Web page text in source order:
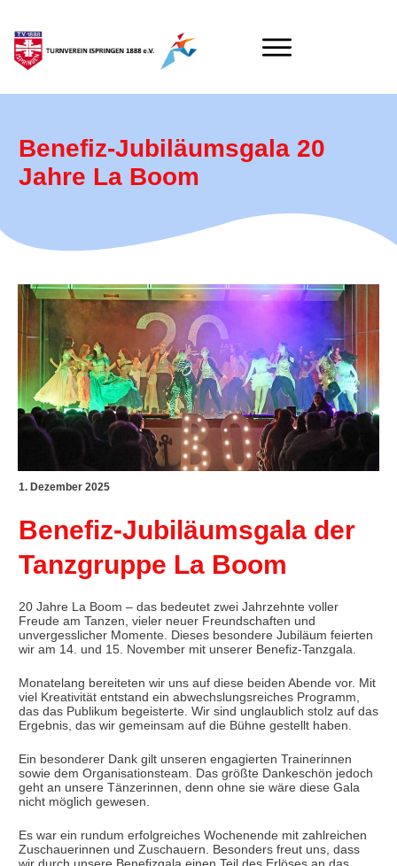
Benefiz-Jubiläumsgala 20
Jahre La Boom
1. Dezember 2025
Benefiz-Jubiläumsgala der
Tanzgruppe La Boom
20 Jahre La Boom – das bedeutet zwei Jahrzehnte voller
Freude am Tanzen, vieler neuer Freundschaften und
unvergesslicher Momente. Dieses besondere Jubiläum feierten
wir am 14. und 15. November mit unserer Benefiz-Tanzgala.
Monatelang bereiteten wir uns auf diese beiden Abende vor. Mit
viel Kreativität entstand ein abwechslungsreiches Programm,
das das Publikum begeisterte. Wir sind unglaublich stolz auf das
Ergebnis, das wir gemeinsam auf die Bühne gestellt haben.
Ein besonderer Dank gilt unseren engagierten Trainerinnen
sowie dem Organisationsteam. Das größte Dankeschön jedoch
geht an unsere Tänzerinnen, denn ohne sie wäre diese Gala
nicht möglich gewesen.
Es war ein rundum erfolgreiches Wochenende mit zahlreichen
Zuschauerinnen und Zuschauern. Besonders freut uns, dass